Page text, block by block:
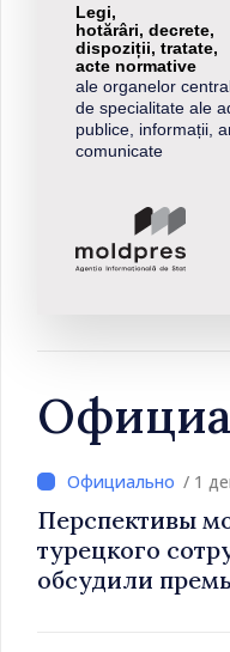
Legi,
hotărâri, decrete,
dispoziții, tratate,
acte normative
ale organelor
de specialitate ale
publice, informații,
comunicate
/ 1
Перспективы
турецкого
обсудили